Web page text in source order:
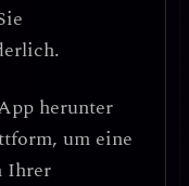
herunter
um eine
Ihrer